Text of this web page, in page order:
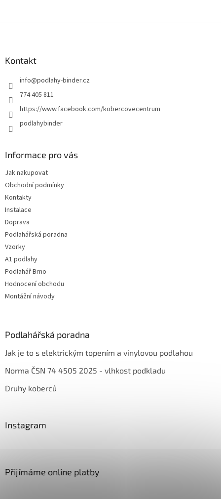
Kontakt
info@podlahy-binder.cz
774 405 811
https://www.facebook.com/kobercovecentrum
podlahybinder
Informace pro vás
Jak nakupovat
Obchodní podmínky
Kontakty
Instalace
Doprava
Podlahářská poradna
Vzorky
A1 podlahy
Podlahář Brno
Hodnocení obchodu
Montážní návody
Podlahářská poradna
Jak je to s elektrickým topením a vinylovou podlahou
Norma ČSN 74 4505 2025 - vlhkost podkladu
Druhy koberců
Instagram
Přijímáme online platby